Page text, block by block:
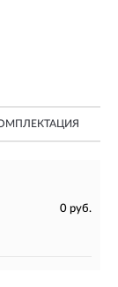
0 руб.